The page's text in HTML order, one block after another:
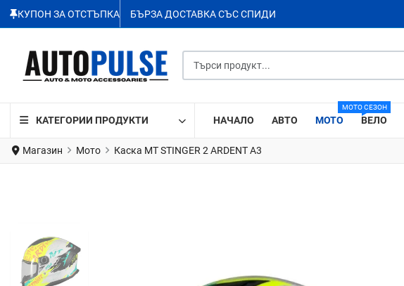
КУПОН ЗА ОТСТЪПКА БЪРЗА ДОСТАВКА СЪС СПИДИ
КАТЕГОРИИ ПРОДУКТИ НАЧАЛО АВТО МОТО
МОТО СЕЗОН
ВЕЛО
Магазин Мото Каска MT STINGER 2 ARDENT A3